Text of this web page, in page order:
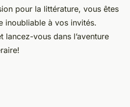
pour la littérature, vous êtes
inoubliable à vos invités.
lancez-vous dans l’aventure